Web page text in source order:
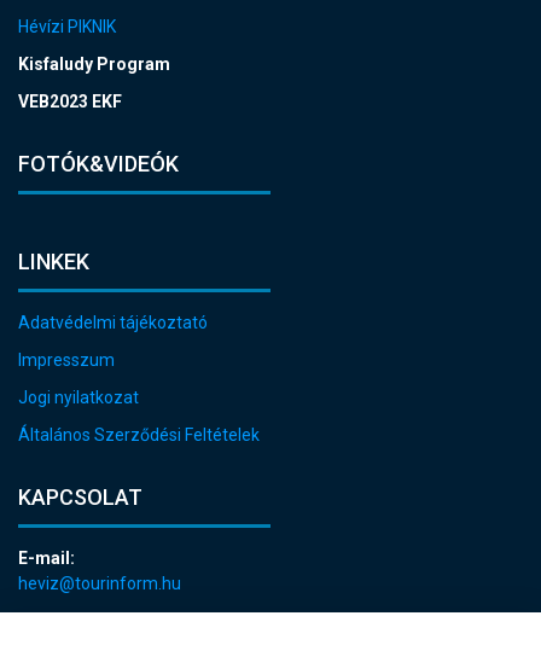
Hévízi PIKNIK
Kisfaludy Program
VEB2023 EKF
FOTÓK&VIDEÓK
LINKEK
Adatvédelmi tájékoztató
Impresszum
Jogi nyilatkozat
Általános Szerződési Feltételek
KAPCSOLAT
E-mail:
heviz@tourinform.hu